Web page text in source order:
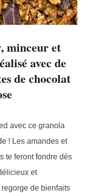
minceur et
avec de
de chocolat
avec ce granola
! Les amandes et
te feront fondre dès
et
de bienfaits